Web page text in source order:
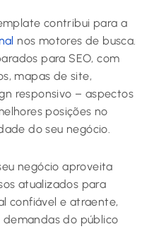
contribui para a
nos motores de busca.
para SEO, com
mapas de site,
responsivo – aspectos
posições no
do seu negócio.
negócio aproveita
atualizados para
confiável e atraente,
do público